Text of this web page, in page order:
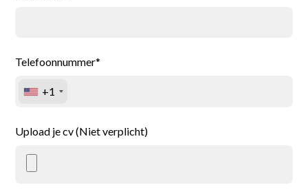
Telefoonnummer*
+1
Upload je cv (Niet verplicht)